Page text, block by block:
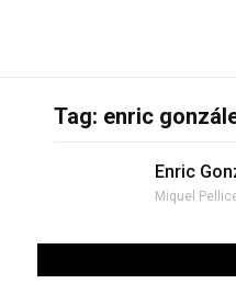
Tag: enric
Enric
Miquel